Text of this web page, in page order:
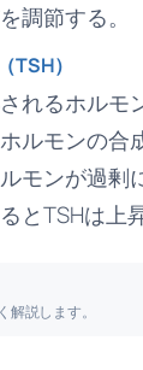
調節する。
TSH）
れるホルモ
ルモンの合
モンが過剰
とTSHは上
説します。